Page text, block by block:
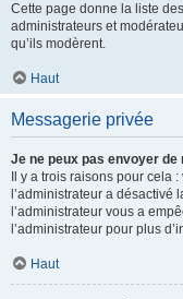
Cette page donne la liste
administrateurs et
qu’ils modèrent.
Haut
Messagerie privée
Je ne peux pas envoyer
Il y a trois raisons pour cela
l’administrateur a désactivé
l’administrateur vous a
l’administrateur pour plus
Haut